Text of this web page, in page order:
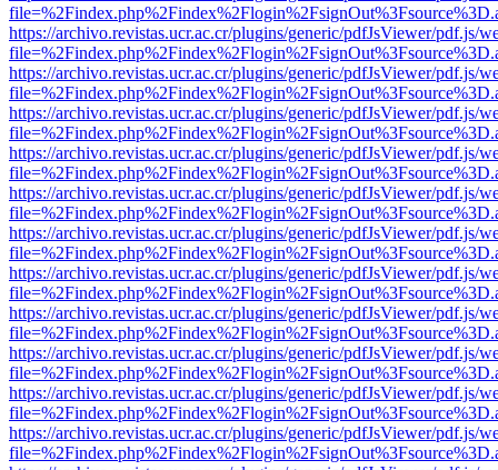
https://archivo.revistas.ucr.ac.cr/plugins/generic/pdfJsViewer/pdf.js/
https://archivo.revistas.ucr.ac.cr/plugins/generic/pdfJsViewer/pdf.js/
https://archivo.revistas.ucr.ac.cr/plugins/generic/pdfJsViewer/pdf.js/
https://archivo.revistas.ucr.ac.cr/plugins/generic/pdfJsViewer/pdf.js/
https://archivo.revistas.ucr.ac.cr/plugins/generic/pdfJsViewer/pdf.js/
https://archivo.revistas.ucr.ac.cr/plugins/generic/pdfJsViewer/pdf.js/
https://archivo.revistas.ucr.ac.cr/plugins/generic/pdfJsViewer/pdf.js/
https://archivo.revistas.ucr.ac.cr/plugins/generic/pdfJsViewer/pdf.js/
https://archivo.revistas.ucr.ac.cr/plugins/generic/pdfJsViewer/pdf.js/
https://archivo.revistas.ucr.ac.cr/plugins/generic/pdfJsViewer/pdf.js/
https://archivo.revistas.ucr.ac.cr/plugins/generic/pdfJsViewer/pdf.js/